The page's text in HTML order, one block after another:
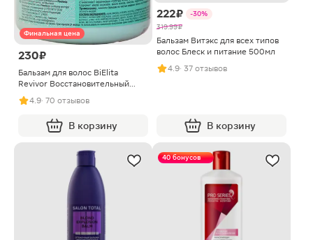
Финальная цена
230 ₽
Бальзам для волос BiElita
Revivor Восстановительный
450мл
4.9· 70 отзывов
В корзину
222 ₽
-30%
319.99 ₽
Бальзам Витэкс для всех типов
волос Блеск и питание 500мл
4.9· 37 отзывов
В корзину
40 бонусов